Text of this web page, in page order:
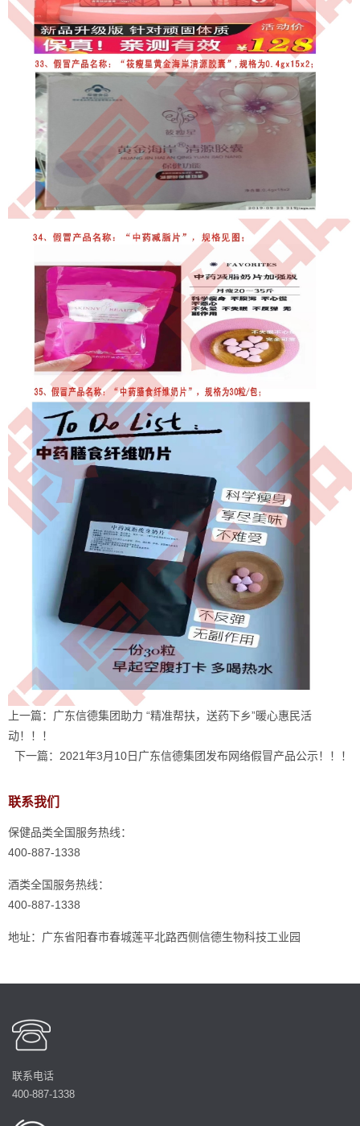
上一篇： 广东信德集团助力 “精准帮扶，送药下乡”暖心惠民活
动！！！
下一篇： 2021年3月10日广东信德集团发布网络假冒产品公示！！！
联系我们
保健品类全国服务热线：
400-887-1338
酒类全国服务热线：
400-887-1338
地址：广东省阳春市春城莲平北路西侧信德生物科技工业园
联系电话
400-887-1338